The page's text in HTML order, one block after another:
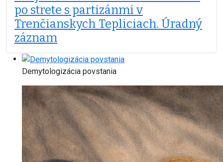
po strete s partizánmi v
Trenčianskych Tepliciach. Úradný
záznam
Demytologizácia povstania